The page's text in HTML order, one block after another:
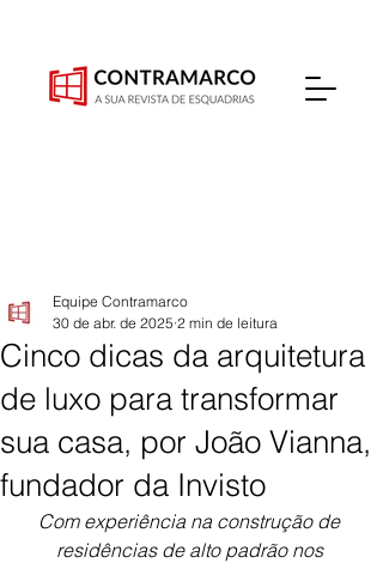
Cinco dicas da arquitetura
de luxo para transformar
sua casa, por João Vianna,
fundador da Invisto
Equipe Contramarco
30 de abr. de 2025 2 min de leitura
Com experiência na construção de
residências de alto padrão nos